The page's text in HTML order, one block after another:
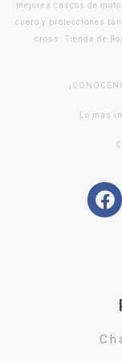
mejores cascos de
cuero y protecciones
cross. Tienda de
Lo mas